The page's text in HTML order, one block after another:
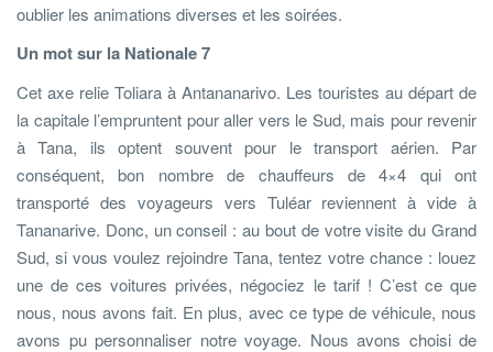
oublier les animations diverses et les soirées.
Un mot sur la Nationale 7
Cet axe relie Toliara à Antananarivo. Les touristes au départ de
la capitale l’empruntent pour aller vers le Sud, mais pour revenir
à Tana, ils optent souvent pour le transport aérien. Par
conséquent, bon nombre de chauffeurs de 4×4 qui ont
transporté des voyageurs vers Tuléar reviennent à vide à
Tananarive. Donc, un conseil : au bout de votre visite du Grand
Sud, si vous voulez rejoindre Tana, tentez votre chance : louez
une de ces voitures privées, négociez le tarif ! C’est ce que
nous, nous avons fait. En plus, avec ce type de véhicule, nous
avons pu personnaliser notre voyage. Nous avons choisi de